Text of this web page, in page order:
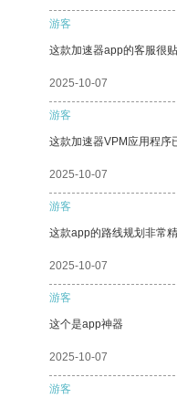
游客
这款加速器app的客服很
2025-10-07
游客
这款加速器VPM应用程序
2025-10-07
游客
这款app的路线规划非常
2025-10-07
游客
这个是app神器
2025-10-07
游客